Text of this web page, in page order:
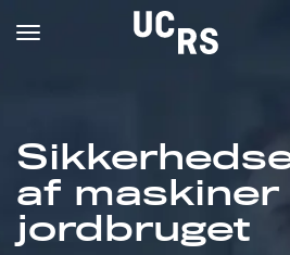
Om UCRS
Bliv faglært
af maskiner
jordbruget